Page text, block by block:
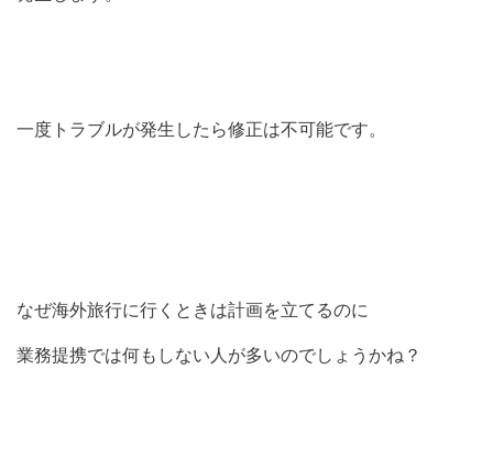
一度トラブルが発生したら修正は不可能です。
なぜ海外旅行に行くときは計画を立てるのに
業務提携では何もしない人が多いのでしょうかね？